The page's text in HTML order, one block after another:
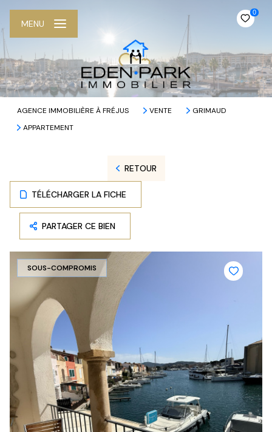
0
MENU
AGENCE IMMOBILIÈRE À FRÉJUS VENTE
GRIMAUD
APPARTEMENT
RETOUR
TÉLÉCHARGER LA FICHE
PARTAGER CE BIEN
SOUS-COMPROMIS